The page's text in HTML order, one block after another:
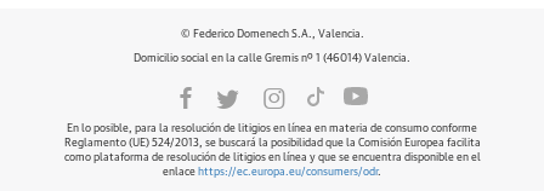
© Federico Domenech S.A., Valencia.
Domicilio social en la calle Gremis nº 1 (46014) Valencia.
En lo posible, para la resolución de litigios en línea en materia de consumo conforme
Reglamento (UE) 524/2013, se buscará la posibilidad que la Comisión Europea facilita
como plataforma de resolución de litigios en línea y que se encuentra disponible en el
enlace https://ec.europa.eu/consumers/odr.